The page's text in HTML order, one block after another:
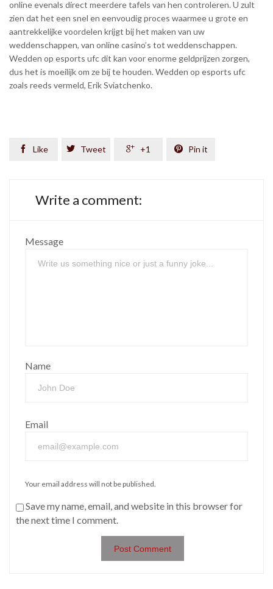
online evenals direct meerdere tafels van hen controleren. U zult
zien dat het een snel en eenvoudig proces waarmee u grote en
aantrekkelijke voordelen krijgt bij het maken van uw
weddenschappen, van online casino’s tot weddenschappen.
Wedden op esports ufc dit kan voor enorme geldprijzen zorgen,
dus het is moeilijk om ze bij te houden. Wedden op esports ufc
zoals reeds vermeld, Erik Sviatchenko.
 Like  Tweet  +1  Pin it
Write a comment:
Message
Name
Email
Your email address will not be published.
Save my name, email, and website in this browser for
the next time I comment.